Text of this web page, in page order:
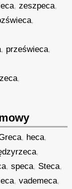
,zeszpeca,
,
, prześwieca,
,
, heca,
,
,speca, Steca,
,vademeca,